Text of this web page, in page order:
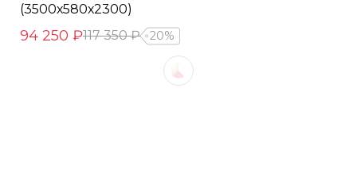
(3500х580х2300)
94 250 ₽117 350 ₽ 20%